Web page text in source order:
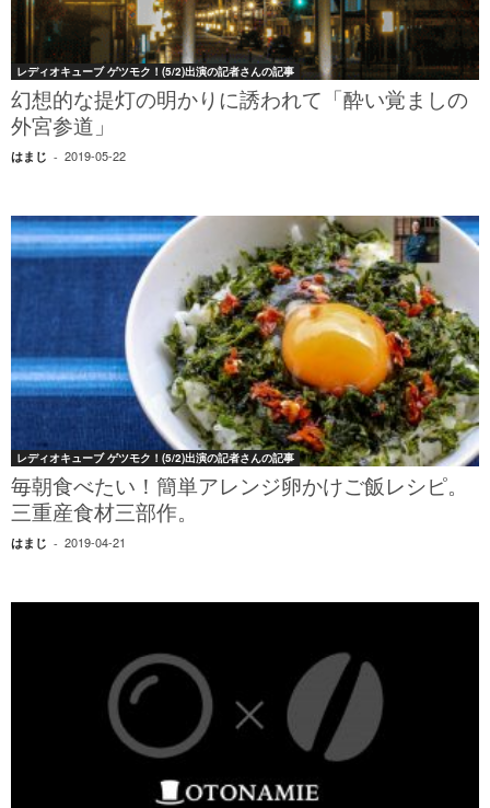
レディオキューブ ゲツモク！(5/2)出演の記者さんの記事
幻想的な提灯の明かりに誘われて「酔い覚ましの
外宮参道」
はまじ - 2019-05-22
レディオキューブ ゲツモク！(5/2)出演の記者さんの記事
毎朝食べたい！簡単アレンジ卵かけご飯レシピ。
三重産食材三部作。
はまじ - 2019-04-21